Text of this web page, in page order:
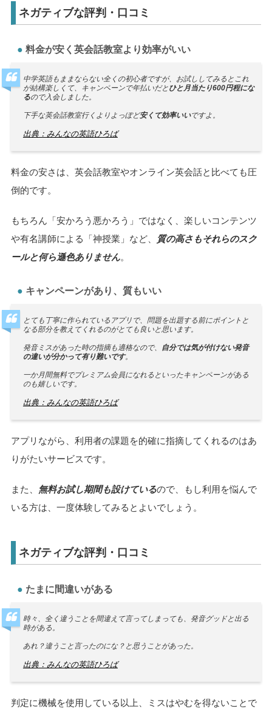
ネガティブな評判・口コミ
料金が安く英会話教室より効率がいい
中学英語もままならない全くの初心者ですが、お試ししてみるとこれ
が結構楽しくて、キャンペーンで年払いだとひと月当たり600円程にな
るので入会しました。
下手な英会話教室行くよりよっぽど安くて効率いいですよ。
出典：みんなの英語ひろば
料金の安さは、英会話教室やオンライン英会話と比べても圧
倒的です。
もちろん「安かろう悪かろう」ではなく、楽しいコンテンツ
や有名講師による「神授業」など、
質の高さもそれらのスク
ールと何ら遜色ありません。
キャンペーンがあり、質もいい
とても丁寧に作られているアプリで、問題を出題する前にポイントと
なる部分を教えてくれるのがとても良いと思います。
発音ミスがあった時の指摘も適格なので、 自分では気が付けない発音
の違いが分かって有り難いです。
一か月間無料でプレミアム会員になれるといったキャンペーンがある
のも嬉しいです。
出典：みんなの英語ひろば
アプリながら、利用者の課題を的確に指摘してくれるのはあ
りがたいサービスです。
また、 無料お試し期間も設けているので、もし利用を悩んで
いる方は、一度体験してみるとよいでしょう。
ネガティブな評判・口コミ
たまに間違いがある
時々、全く違うことを間違えて言ってしまっても、発音グッドと出る
時がある。
あれ？違うこと言ったのにな？と思うことがあった。
出典：みんなの英語ひろば
判定に機械を使用している以上、ミスはやむを得ないことで